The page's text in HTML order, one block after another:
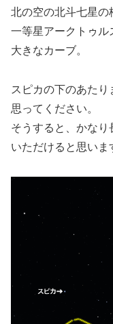
北の空の北斗七星の
一等星アークトゥル
大きなカーブ。
スピカの下のあた
思ってください。
そうすると、かなり
いただけると思いま